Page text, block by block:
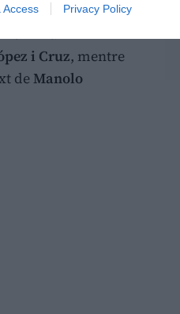
Access Privacy Policy
- Plaça
i Cruz, mentre
deManolo